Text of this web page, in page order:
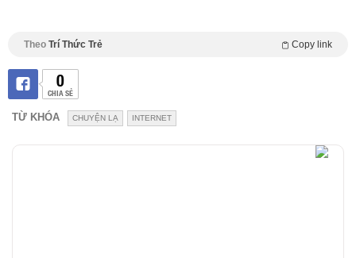
Theo Trí Thức Trẻ Copy link
0
CHIA SẺ
TỪ KHÓA CHUYỆN LẠ INTERNET